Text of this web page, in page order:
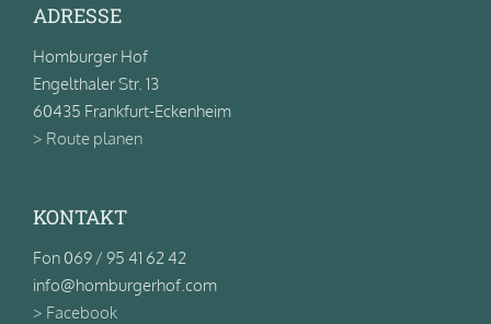
ADRESSE
Homburger Hof
Engelthaler Str. 13
60435 Frankfurt-Eckenheim
> Route planen
KONTAKT
Fon 069 / 95 41 62 42
info@homburgerhof.com
> Facebook